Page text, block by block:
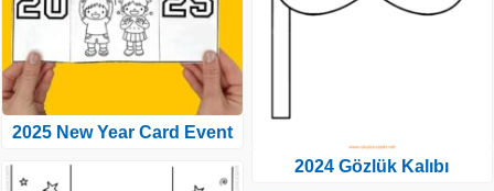
2025 New Year Card Event
2024 Gözlük Kalıbı